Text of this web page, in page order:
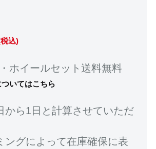
込)
ホイールセット送料無料
いてはこちら
から1日と計算させていただ
ングによって在庫確保に表